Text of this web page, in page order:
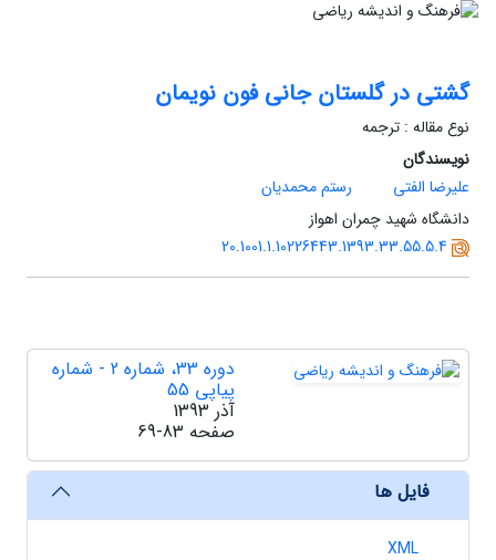
گشتی در گلستان جانی فون نویمان
نوع مقاله : ترجمه
نویسندگان
علیرضا الفتی
رستم محمدیان
دانشگاه شهید چمران اهواز
20.1001.1.10226443.1393.33.55.5.4
دوره 33، شماره 2 - شماره
پیاپی 55
آذر 1393
صفحه 69-83
فایل ها
XML